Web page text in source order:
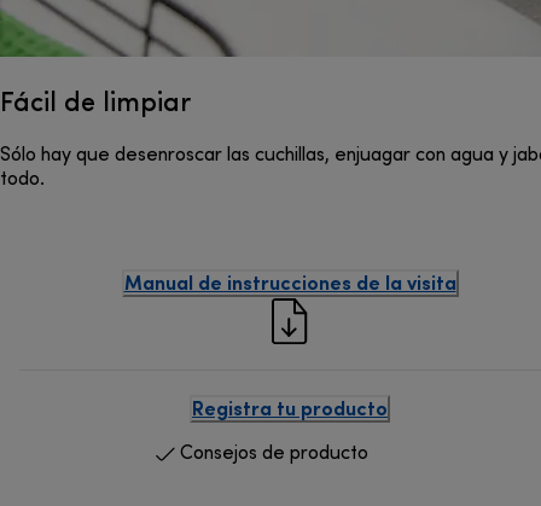
Fácil de limpiar
Sólo hay que desenroscar las cuchillas, enjuagar con agua y
todo.
Manual de instrucciones de la visita
Registra tu producto
Consejos de producto